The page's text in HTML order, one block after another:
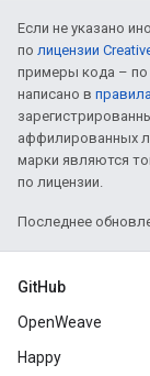
Если не указано
по лицензии
примеры кода – по
написано в
аффилированных
марки являются
по лицензии.
Последнее
GitHub
OpenWeave
Happy